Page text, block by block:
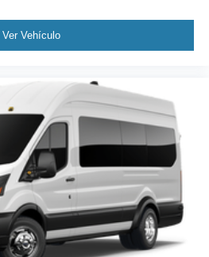
Ver Vehículo